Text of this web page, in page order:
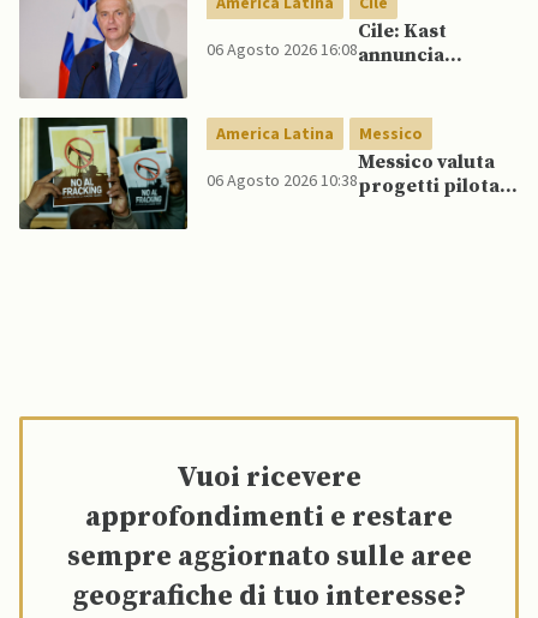
06 Agosto 2026 16:08
Cile: Kast
annuncia
per rafforzare la
sicurezza
America Latina Messico
06 Agosto 2026 10:38
Messico valuta
progetti pilota
Vuoi ricevere
approfondimenti e restare
sempre aggiornato sulle aree
geografiche di tuo interesse?